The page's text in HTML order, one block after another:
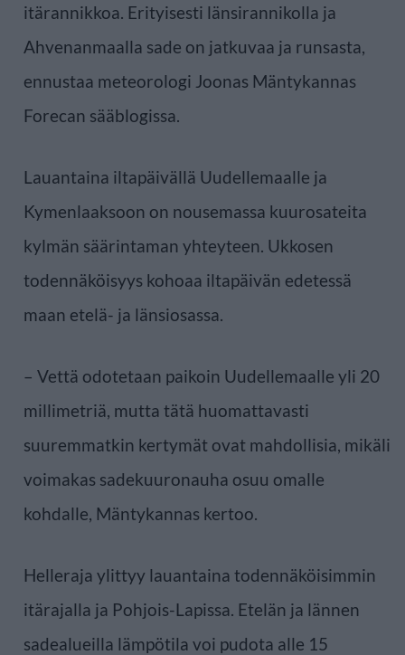
itärannikkoa. Erityisesti länsirannikolla ja
Ahvenanmaalla sade on jatkuvaa ja runsasta,
ennustaa meteorologi Joonas Mäntykannas
Forecan sääblogissa.
Lauantaina iltapäivällä Uudellemaalle ja
Kymenlaaksoon on nousemassa kuurosateita
kylmän säärintaman yhteyteen. Ukkosen
todennäköisyys kohoaa iltapäivän edetessä
maan etelä- ja länsiosassa.
– Vettä odotetaan paikoin Uudellemaalle yli 20
millimetriä, mutta tätä huomattavasti
suuremmatkin kertymät ovat mahdollisia, mikäli
voimakas sadekuuronauha osuu omalle
kohdalle, Mäntykannas kertoo.
Helleraja ylittyy lauantaina todennäköisimmin
itärajalla ja Pohjois-Lapissa. Etelän ja lännen
sadealueilla lämpötila voi pudota alle 15